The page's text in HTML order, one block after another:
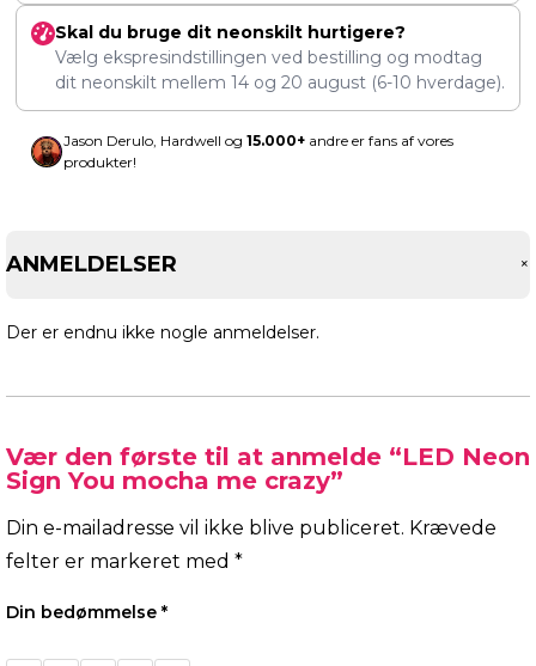
Skal du bruge dit neonskilt hurtigere?
Vælg ekspresindstillingen ved bestilling og modtag
dit neonskilt mellem 14 og 20 august (6-10 hverdage).
Jason Derulo, Hardwell og 15.000+ andre er fans af vores
produkter!
ANMELDELSER +
Der er endnu ikke nogle anmeldelser.
Vær den første til at anmelde “LED Neon
Sign You mocha me crazy”
Din e-mailadresse vil ikke blive publiceret. Krævede
felter er markeret med *
Din bedømmelse *